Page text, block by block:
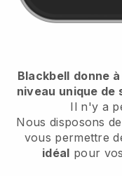
Blackbell donne
niveau unique
Il n'y a
Nous disposons
vous permettre
idéal pour